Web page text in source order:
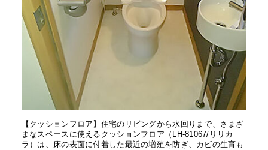
【クッションフロア】住宅のリビングから水回りまで、さまざ
まなスペースに使えるクッションフロア（LH-81067/リリカ
ラ）は、床の表面に付着した最近の増殖を防ぎ、カビの生育も